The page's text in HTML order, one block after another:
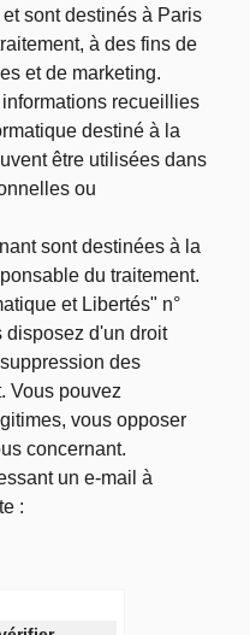
sont destinés à Paris
à des fins de
et de marketing.
recueillies
destiné à la
être utilisées dans
ou
sont destinées à la
du traitement.
et Libertés" n°
disposez d'un droit
des
Vous pouvez
vous opposer
concernant.
un e-mail à
: